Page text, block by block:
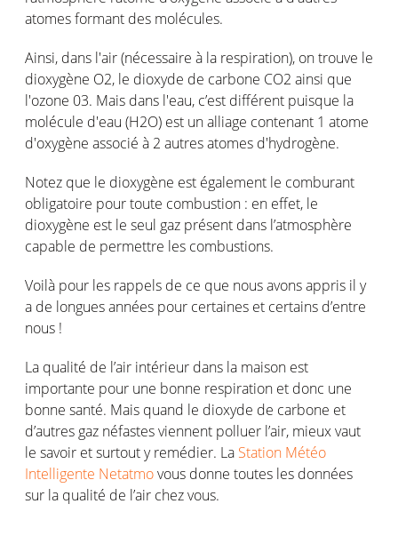
atomes formant des molécules.
Ainsi, dans l'air (nécessaire à la respiration), on trouve le
dioxygène O2, le dioxyde de carbone CO2 ainsi que
l'ozone 03. Mais dans l'eau, c’est différent puisque la
molécule d'eau (H2O) est un alliage contenant 1 atome
d'oxygène associé à 2 autres atomes d'hydrogène.
Notez que le dioxygène est également le comburant
obligatoire pour toute combustion : en effet, le
dioxygène est le seul gaz présent dans l’atmosphère
capable de permettre les combustions.
Voilà pour les rappels de ce que nous avons appris il y
a de longues années pour certaines et certains d’entre
nous !
La qualité de l’air intérieur dans la maison est
importante pour une bonne respiration et donc une
bonne santé. Mais quand le dioxyde de carbone et
d’autres gaz néfastes viennent polluer l’air, mieux vaut
le savoir et surtout y remédier. La Station Météo
Intelligente Netatmovous donne toutes les données
sur la qualité de l’air chez vous.